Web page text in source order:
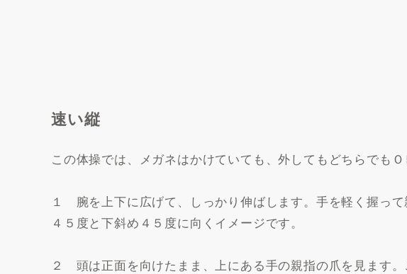
速い縦
この体操では、メガネはかけていても、外してもどちらでもＯ
１ 腕を上下に広げて、しっかり伸ばします。手を軽く握っ
４５度と下斜め４５度に向くイメージです。
２ 頭は正面を向けたまま、上にある手の親指の爪を見ます。